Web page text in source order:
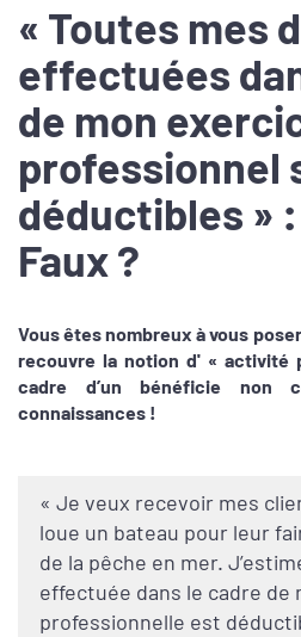
« Toutes mes
effectuées
de mon
professionnel
déductibles »
Faux ?
Vous êtes nombreux à vous
recouvre la notion d' « activité
cadre d’un bénéficie non
connaissances !
« Je veux recevoir mes
loue un bateau pour leur
de la pêche en mer.
effectuée dans le cadre de
professionnelle est